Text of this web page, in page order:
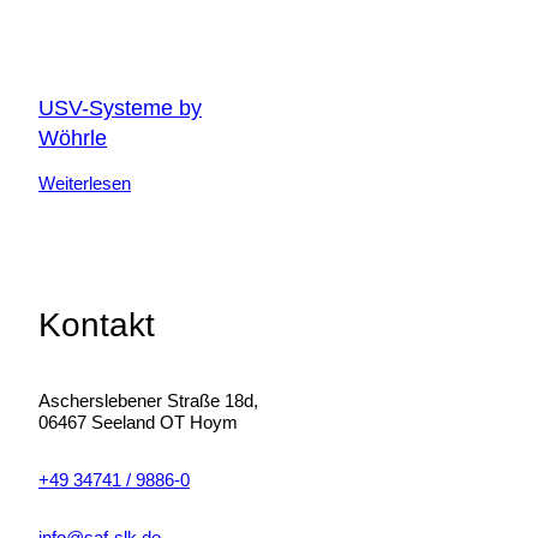
USV-Systeme by
Wöhrle
Weiterlesen
Kontakt
Ascherslebener Straße 18d,
06467 Seeland OT Hoym
+49 34741 / 9886-0